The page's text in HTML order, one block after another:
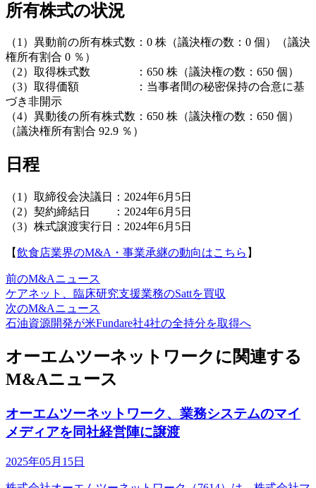
所有株式の状況
（1）異動前の所有株式数：0 株（議決権の数：0 個）（議決
権所有割合 0 ％）
（2）取得株式数 ：650 株（議決権の数：650 個）
（3）取得価額 ：当事者間の秘密保持の合意に基
づき非開示
（4）異動後の所有株式数：650 株（議決権の数：650 個）
（議決権所有割合 92.9 ％）
日程
（1）取締役会決議日：2024年6月5日
（2）契約締結日 ：2024年6月5日
（3）株式譲渡実行日：2024年6月5日
【飲食店業界のM&A・事業承継の動向はこちら 】
前のM&Aニュース
ケアネット、臨床研究支援業務のSattを買収
次のM&Aニュース
石油資源開発が米Fundare社4社の全持分を取得へ
オーエムツーネットワークに関連する
M&Aニュース
オーエムツーネットワーク、業務システムのマイ
メディアを同社経営陣に譲渡
2025年05月15日